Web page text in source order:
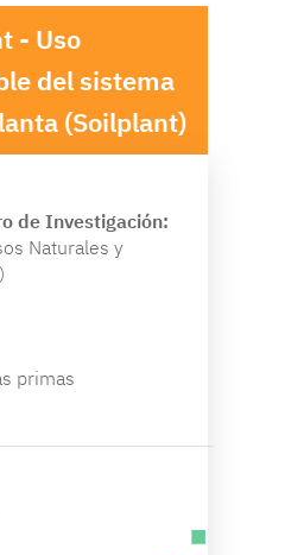
- Uso
del sistema
(Soilplant)
de Investigación:
Naturales y
primas